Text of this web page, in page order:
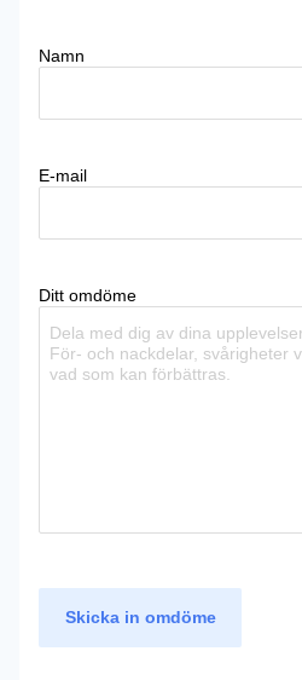
Namn
E-mail
Ditt omdöme
Skicka in omdöme